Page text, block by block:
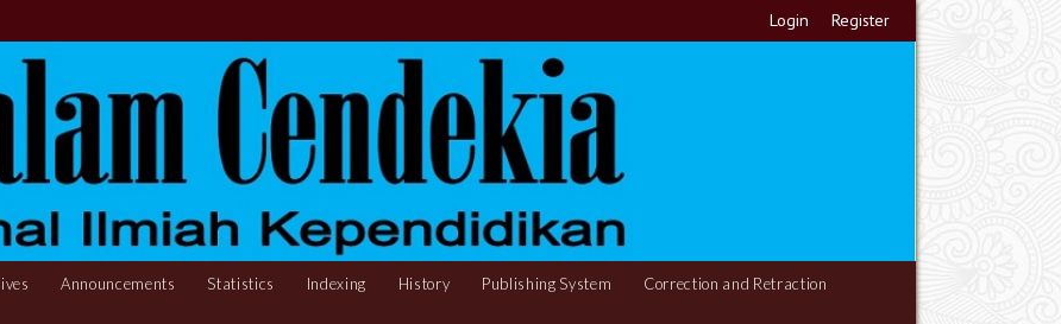
Login Register
Announcements Statistics Indexing History Publishing System Correction and Retraction